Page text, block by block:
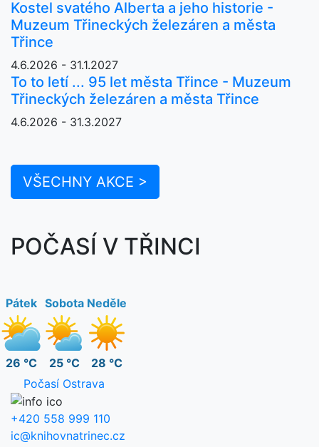
Kostel svatého Alberta a jeho historie -
Muzeum Třineckých železáren a města
Třince
4.6.2026 - 31.1.2027
To to letí ... 95 let města Třince - Muzeum
Třineckých železáren a města Třince
4.6.2026 - 31.3.2027
VŠECHNY AKCE >
POČASÍ V TŘINCI
Pátek
26 °C
Sobota
25 °C
Neděle
28 °C
Počasí Ostrava
+420 558 999 110
ic@knihovnatrinec.cz